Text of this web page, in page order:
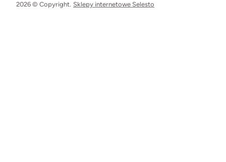
2026 © Copyright. Sklepy internetowe Selesto